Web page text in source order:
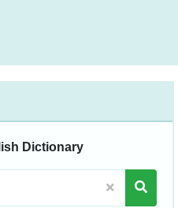
Dictionary